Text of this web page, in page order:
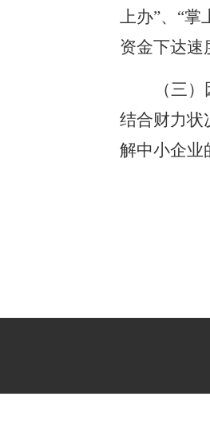
上办”、“掌
资金下达速
（三
结合财力状
解中小企业